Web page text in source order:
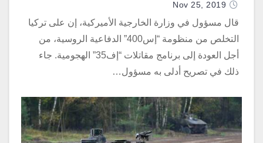
Nov 25, 2019
قال مسؤول في وزارة الخارجية الأميركية، إن على تركيا
التخلص من منظومة “إس400” الدفاعية الروسية، من
أجل العودة إلى برنامج مقاتلات “إف35” الهجومية. جاء
ذلك في تصريح أدلى به مسؤول…